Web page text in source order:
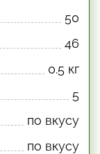
50
46
0.5 кг
5
по вкусу
по вкусу